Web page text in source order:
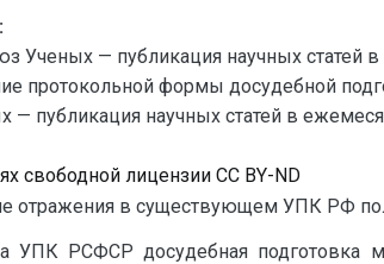
Ученых — публикация научных статей
протокольной формы досудебной
публикация научных статей в
свободной лицензии CC BY-ND
в существующем УПК РФ
УПК РСФСР досудебная подготовка